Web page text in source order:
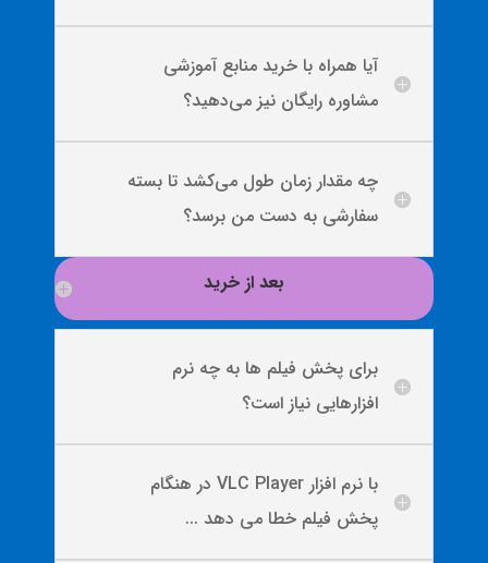
آیا همراه با خرید منابع آموزشی
مشاوره رایگان نیز می‌دهید؟
چه مقدار زمان طول می‌کشد تا بسته
سفارشی به دست من برسد؟
بعد از خرید
برای پخش فیلم ها به چه نرم
افزارهایی نیاز است؟
با نرم افزار VLC Player در هنگام
پخش فیلم خطا می دهد ...